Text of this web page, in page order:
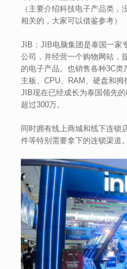
（主要介绍科技电子产品类
相关的，大家可以借鉴参考）
JIB：JIB电脑集团是泰国一家
公司，并经营一个购物网站，
的电子产品。也销售各种3C类
主板、CPU、RAM、硬盘和拇
JIB现在已经成长为泰国领先
超过300万。
同时拥有线上商城和线下连锁
件等特别需要拿下的连锁渠道。